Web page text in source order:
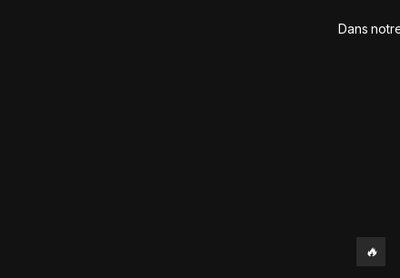
Dans
🔥